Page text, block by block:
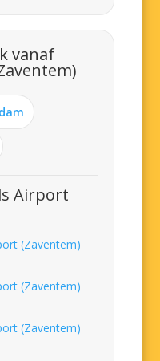
vanaf
Airport
(Zaventem)
(Zaventem)
(Zaventem)